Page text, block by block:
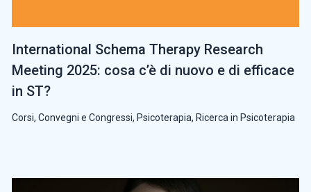
International Schema Therapy Research
Meeting 2025: cosa c’è di nuovo e di efficace
in ST?
Corsi, Convegni e Congressi, Psicoterapia, Ricerca in Psicoterapia